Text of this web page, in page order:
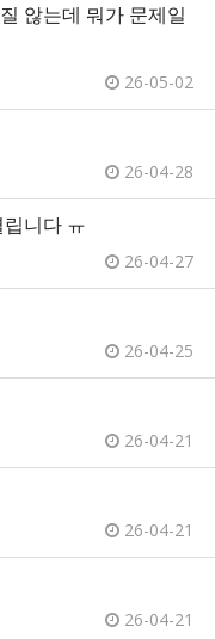
않는데 뭐가 문제일
26-05-02
26-04-28
니다 ㅠ
26-04-27
26-04-25
26-04-21
26-04-21
26-04-21